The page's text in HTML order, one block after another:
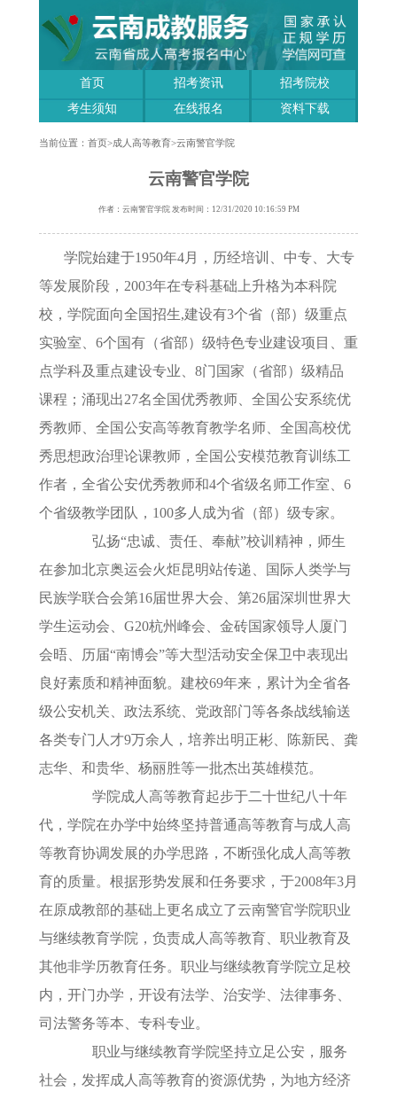
首页 招考资讯
招考院校
考生须知
在线报名 资料下载
当前位置： 首页>成人高等教育>云南警官学院
云南警官学院
作者：云南警官学院 发布时间：12/31/2020 10:16:59 PM
学院始建于1950年4月，历经培训、中专、大专
等发展阶段，2003年在专科基础上升格为本科院
校，学院面向全国招生,建设有3个省（部）级重点
实验室、6个国有（省部）级特色专业建设项目、重
点学科及重点建设专业、8门国家（省部）级精品
课程；涌现出27名全国优秀教师、全国公安系统优
秀教师、全国公安高等教育教学名师、全国高校优
秀思想政治理论课教师，全国公安模范教育训练工
作者，全省公安优秀教师和4个省级名师工作室、6
个省级教学团队，100多人成为省（部）级专家。
弘扬“忠诚、责任、奉献”校训精神，师生
在参加北京奥运会火炬昆明站传递、国际人类学与
民族学联合会第16届世界大会、第26届深圳世界大
学生运动会、G20杭州峰会、金砖国家领导人厦门
会晤、历届“南博会”等大型活动安全保卫中表现出
良好素质和精神面貌。建校69年来，累计为全省各
级公安机关、政法系统、党政部门等各条战线输送
各类专门人才9万余人，培养出明正彬、陈新民、龚
志华、和贵华、杨丽胜等一批杰出英雄模范。
学院成人高等教育起步于二十世纪八十年
代，学院在办学中始终坚持普通高等教育与成人高
等教育协调发展的办学思路，不断强化成人高等教
育的质量。根据形势发展和任务要求，于2008年3月
在原成教部的基础上更名成立了云南警官学院职业
与继续教育学院，负责成人高等教育、职业教育及
其他非学历教育任务。职业与继续教育学院立足校
内，开门办学，开设有法学、治安学、法律事务、
司法警务等本、专科专业。
职业与继续教育学院坚持立足公安，服务
社会，发挥成人高等教育的资源优势，为地方经济